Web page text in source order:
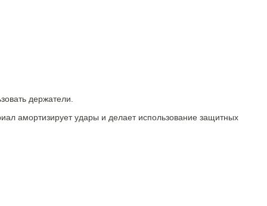
держатели.
амортизирует удары и делает использование защитных